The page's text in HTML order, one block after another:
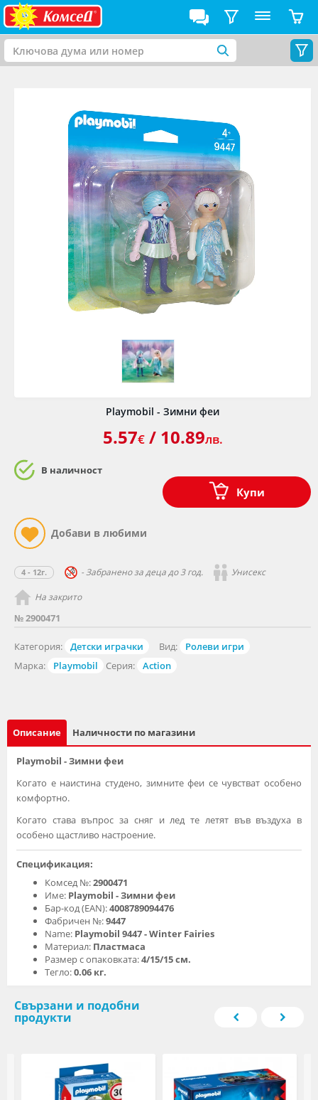
Playmobil - Зимни феи
№ 2900471
Категория: Детски играчки Вид:
Ролеви игри
Марка:
Playmobil Серия: Action
4 - 12г. - Забранено за деца до 3 год. Унисекс
На закрито
5.57€/ 10.89лв.
В наличност
Купи
Описание Наличности по магазини
Playmobil - Зимни феи
Когато е наистина студено, зимните феи се чувстват особено
комфортно.
Когато става въпрос за сняг и лед те летят във въздуха в
особено щастливо настроение.
Спецификация:
Комсед №:2900471
Име: Playmobil - Зимни феи
Бар-код (EAN):4008789094476
Фабричен №:9447
Name: Playmobil 9447 - Winter Fairies
Материал: Пластмаса
Размер с опаковката:4/15/15 см.
Тегло:0.06 кг.
Свързани и подобни
продукти